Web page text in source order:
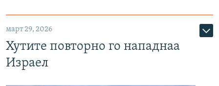
март 29, 2026
Хутите повторно го нападнаа
Израел